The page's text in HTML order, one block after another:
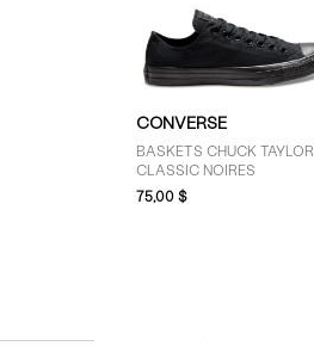
CONVERSE
BASKETS CHUCK TAYLOR
CLASSIC NOIRES
75,00 $